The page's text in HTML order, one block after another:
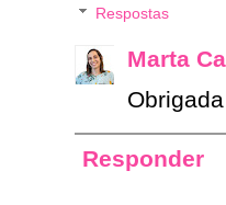
Respostas
Marta
Responder